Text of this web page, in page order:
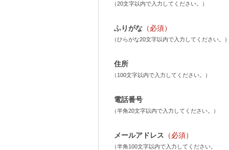
（20文字以内で入力してください。）
ふりがな （必須）
（ひらがな20文字以内で入力してください。
住所
（100文字以内で入力してください。）
電話番号
（半角20文字以内で入力してください。）
メールアドレス （必須）
（半角100文字以内で入力してください。